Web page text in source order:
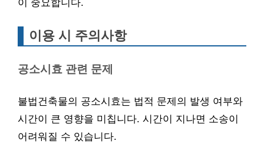
이 중요합니다.
이용 시 주의사항
공소시효 관련 문제
불법건축물의 공소시효는 법적 문제의 발생 여부와
시간이 큰 영향을 미칩니다. 시간이 지나면 소송이
어려워질 수 있습니다.